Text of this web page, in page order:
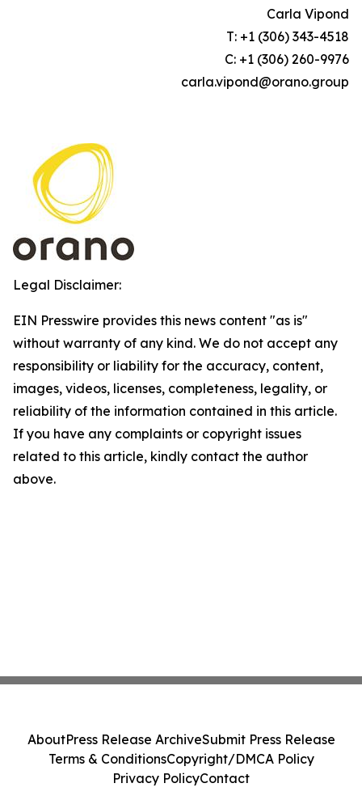
Carla Vipond
T: +1 (306) 343-4518
C: +1 (306) 260-9976
carla.vipond@orano.group
Legal Disclaimer:
EIN Presswire provides this news content "as is"
without warranty of any kind. We do not accept any
responsibility or liability for the accuracy, content,
images, videos, licenses, completeness, legality, or
reliability of the information contained in this article.
If you have any complaints or copyright issues
related to this article, kindly contact the author
above.
AboutPress Release ArchiveSubmit Press Release
Terms & ConditionsCopyright/DMCA Policy
Privacy PolicyContact